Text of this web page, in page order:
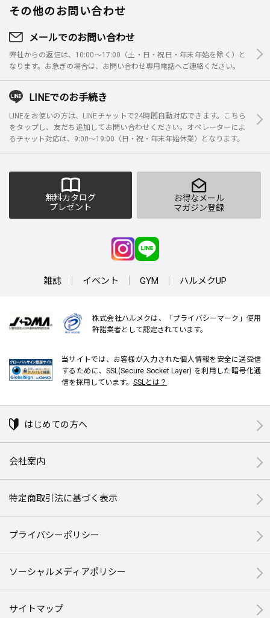
その他のお問い合わせ
メールでのお問い合わせ
弊社からの返信は、10:00～17:00（土・日・祝日・年末年始を除く）と
なります。お急ぎの場合は、お問い合わせ専用電話へご連絡ください。
LINEでのお手続き
LINEをお使いの方は、LINEチャットで24時間自動対応できます。こちら
をタップし、友だち追加してお問い合わせください。オペレーターによ
るチャット対応は、9:00～19:00（日・祝・年末年始休業）となります。
無料カタログ
プレゼント
お得なメール
マガジン登録
雑誌 イベント GYM ハルメクUP
株式会社ハルメクは、「プライバシーマーク」使用
許諾業者として認定されています。
当サイトでは、お客様が入力された個人情報を安全に送受信
するために、SSL(Secure Socket Layer) を利用した暗号化通
信を採用しています。 SSLとは？
はじめての方へ
会社案内
特定商取引法に基づく表示
プライバシーポリシー
ソーシャルメディアポリシー
サイトマップ